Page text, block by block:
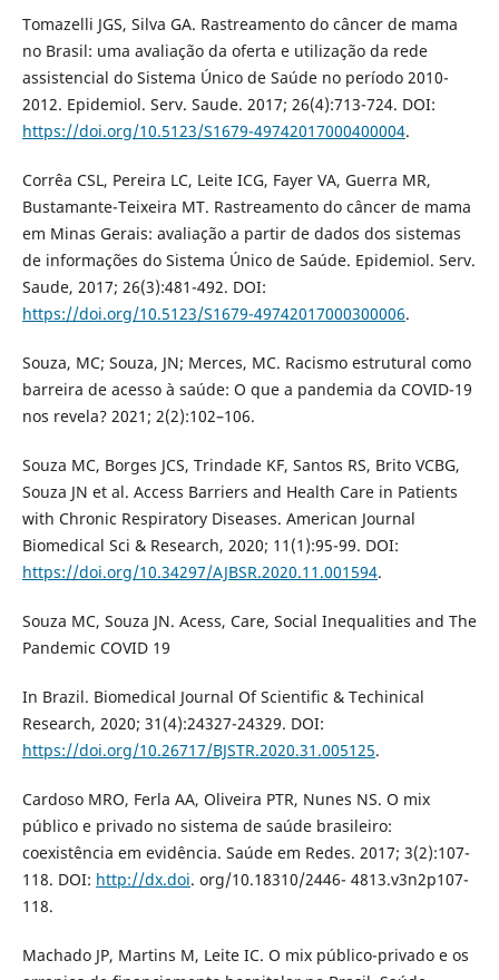
Tomazelli JGS, Silva GA. Rastreamento do câncer de mama
no Brasil: uma avaliação da oferta e utilização da rede
assistencial do Sistema Único de Saúde no período 2010-
2012. Epidemiol. Serv. Saude. 2017; 26(4):713-724. DOI:
https://doi.org/10.5123/S1679-49742017000400004.
Corrêa CSL, Pereira LC, Leite ICG, Fayer VA, Guerra MR,
Bustamante-Teixeira MT. Rastreamento do câncer de mama
em Minas Gerais: avaliação a partir de dados dos sistemas
de informações do Sistema Único de Saúde. Epidemiol. Serv.
Saude, 2017; 26(3):481-492. DOI:
https://doi.org/10.5123/S1679-49742017000300006.
Souza, MC; Souza, JN; Merces, MC. Racismo estrutural como
barreira de acesso à saúde: O que a pandemia da COVID-19
nos revela? 2021; 2(2):102–106.
Souza MC, Borges JCS, Trindade KF, Santos RS, Brito VCBG,
Souza JN et al. Access Barriers and Health Care in Patients
with Chronic Respiratory Diseases. American Journal
Biomedical Sci & Research, 2020; 11(1):95-99. DOI:
https://doi.org/10.34297/AJBSR.2020.11.001594.
Souza MC, Souza JN. Acess, Care, Social Inequalities and The
Pandemic COVID 19
In Brazil. Biomedical Journal Of Scientific & Techinical
Research, 2020; 31(4):24327-24329. DOI:
https://doi.org/10.26717/BJSTR.2020.31.005125.
Cardoso MRO, Ferla AA, Oliveira PTR, Nunes NS. O mix
público e privado no sistema de saúde brasileiro:
coexistência em evidência. Saúde em Redes. 2017; 3(2):107-
118. DOI: http://dx.doi. org/10.18310/2446- 4813.v3n2p107-
118.
Machado JP, Martins M, Leite IC. O mix público-privado e os